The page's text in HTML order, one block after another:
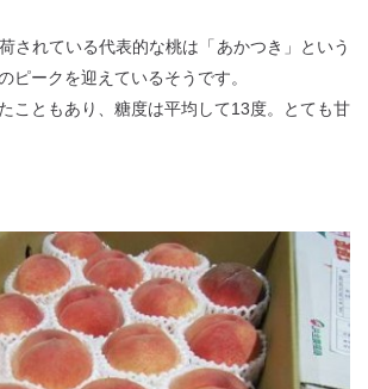
されている代表的な桃は「あかつき」という
ピークを迎えているそうです。
こともあり、糖度は平均して13度。とても甘